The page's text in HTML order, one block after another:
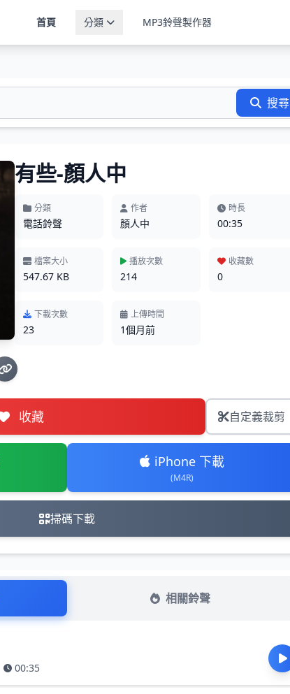
首頁 分類 MP3鈴聲製作器
搜尋
有些-顏人中
分類
電話鈴聲
作者
顏人中
時長
00:35
檔案大小
547.67 KB
播放次數
214
收藏數
0
下載次數
23
上傳時間
1個月前
收藏 自定義裁剪
iPhone 下載
(M4R)
掃碼下載
相關鈴聲
00:35